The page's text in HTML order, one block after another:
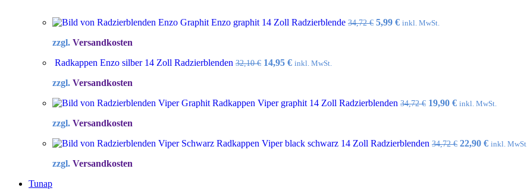
Enzo graphit 14 Zoll Radzierblende 34,72€ Ursprünglicher
5,99 €Aktueller
inkl. MwSt.
zzgl. Versandkosten
Radkappen Enzo silber 14 Zoll Radzierblenden 32,10€ Ursprünglicher
14,95 €Aktueller
inkl. MwSt.
zzgl. Versandkosten
Radkappen Viper graphit 14 Zoll Radzierblenden 34,72€ Ursprünglicher
19,90 €Aktueller
inkl. MwSt.
zzgl. Versandkosten
Radkappen Viper black schwarz 14 Zoll Radzierblenden 34,72€ Ursprünglicher
22,90 €Aktueller
inkl. MwSt.
zzgl. Versandkosten
Tunap